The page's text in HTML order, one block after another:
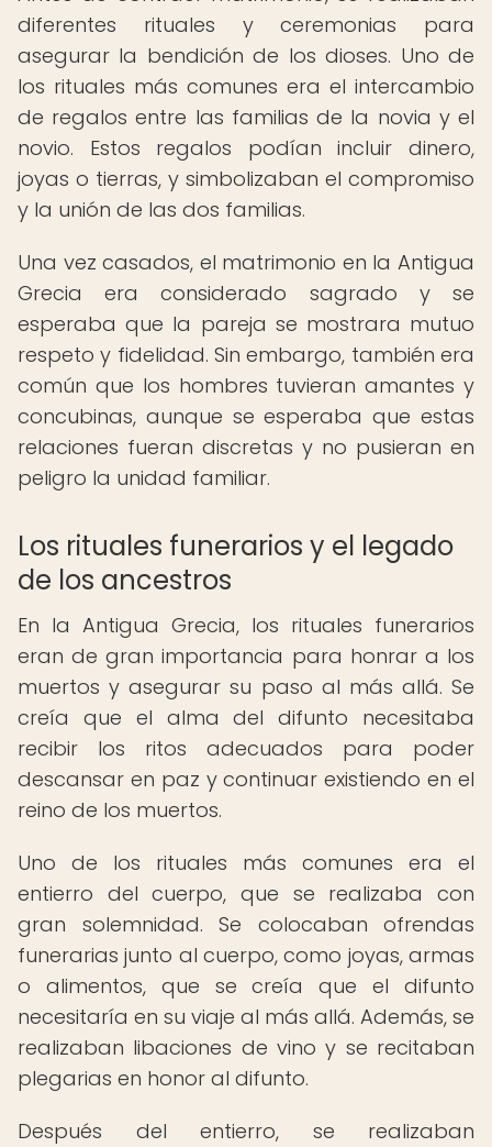
diferentes rituales y ceremonias para
asegurar la bendición de los dioses. Uno de
los rituales más comunes era el intercambio
de regalos entre las familias de la novia y el
novio. Estos regalos podían incluir dinero,
joyas o tierras, y simbolizaban el compromiso
y la unión de las dos familias.
Una vez casados, el matrimonio en la Antigua
Grecia era considerado sagrado y se
esperaba que la pareja se mostrara mutuo
respeto y fidelidad. Sin embargo, también era
común que los hombres tuvieran amantes y
concubinas, aunque se esperaba que estas
relaciones fueran discretas y no pusieran en
peligro la unidad familiar.
Los rituales funerarios y el legado
de los ancestros
En la Antigua Grecia, los rituales funerarios
eran de gran importancia para honrar a los
muertos y asegurar su paso al más allá. Se
creía que el alma del difunto necesitaba
recibir los ritos adecuados para poder
descansar en paz y continuar existiendo en el
reino de los muertos.
Uno de los rituales más comunes era el
entierro del cuerpo, que se realizaba con
gran solemnidad. Se colocaban ofrendas
funerarias junto al cuerpo, como joyas, armas
o alimentos, que se creía que el difunto
necesitaría en su viaje al más allá. Además, se
realizaban libaciones de vino y se recitaban
plegarias en honor al difunto.
Después del entierro, se realizaban